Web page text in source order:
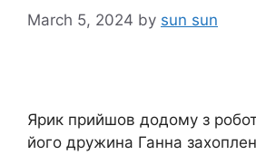
March 5, 2024 by sun sun
Ярик прийшов додому з
його дружина Ганна